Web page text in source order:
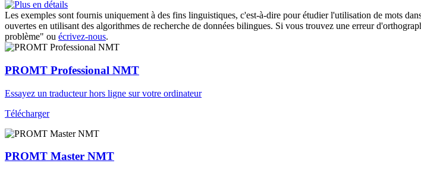
Les exemples sont fournis uniquement à des fins linguistiques, c'est-à-dire pour étudier l'utilisation de mots
ouvertes en utilisant des algorithmes de recherche de données bilingues. Si vous trouvez une erreur
problème" ou écrivez-nous.
PROMT Professional NMT
Essayez un traducteur hors ligne sur votre ordinateur
Télécharger
PROMT Master NMT